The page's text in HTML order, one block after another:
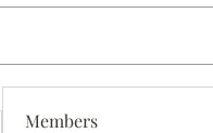
Members